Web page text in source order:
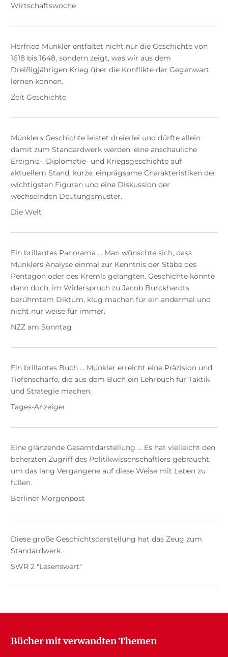
Wirtschaftswoche
Herfried Münkler entfaltet nicht nur die Geschichte von
1618 bis 1648, sondern zeigt, was wir aus dem
Dreißigjährigen Krieg über die Konflikte der Gegenwart
lernen können.
Zeit Geschichte
Münklers Geschichte leistet dreierlei und dürfte allein
damit zum Standardwerk werden: eine anschauliche
Ereignis-, Diplomatie- und Kriegsgeschichte auf
aktuellem Stand, kurze, einprägsame Charakteristiken der
wichtigsten Figuren und eine Diskussion der
wechselnden Deutungsmuster.
Die Welt
Ein brillantes Panorama ... Man wünschte sich, dass
Münklers Analyse einmal zur Kenntnis der Stäbe des
Pentagon oder des Kremls gelangten. Geschichte könnte
dann doch, im Widerspruch zu Jacob Burckhardts
berühmtem Diktum, klug machen für ein andermal und
nicht nur weise für immer.
NZZ am Sonntag
Ein brillantes Buch ... Münkler erreicht eine Präzision und
Tiefenschärfe, die aus dem Buch ein Lehrbuch für Taktik
und Strategie machen.
Tages-Anzeiger
Eine glänzende Gesamtdarstellung ... Es hat vielleicht den
beherzten Zugriff des Politikwissenschaftlers gebraucht,
um das lang Vergangene auf diese Weise mit Leben zu
füllen.
Berliner Morgenpost
Diese große Geschichtsdarstellung hat das Zeug zum
Standardwerk.
SWR 2 "Lesenswert"
Bücher mit verwandten Themen